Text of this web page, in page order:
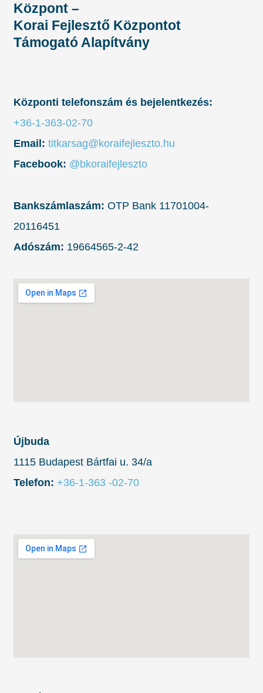
Központ –
Korai Fejlesztő Központot
Támogató Alapítvány
Központi telefonszám és bejelentkezés:
+36-1-363-02-70
Email: titkarsag@koraifejleszto.hu
Facebook: @bkoraifejleszto
Bankszámlaszám: OTP Bank 11701004-
20116451
Adószám: 19664565-2-42
Újbuda
1115 Budapest Bártfai u. 34/a
Telefon: +36-1-363 -02-70